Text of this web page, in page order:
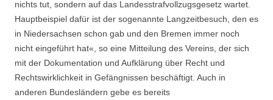
nichts tut, sondern auf das Landesstrafvollzugsgesetz wartet.
Hauptbeispiel dafür ist der sogenannte Langzeitbesuch, den es
in Niedersachsen schon gab und den Bremen immer noch
nicht eingeführt hat«, so eine Mitteilung des Vereins, der sich
mit der Dokumentation und Aufklärung über Recht und
Rechtswirklichkeit in Gefängnissen beschäftigt. Auch in
anderen Bundesländern gebe es bereits